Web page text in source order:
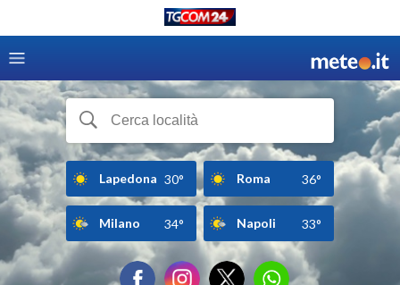
Lapedona 30° Roma 36°
Milano 34° Napoli 33°